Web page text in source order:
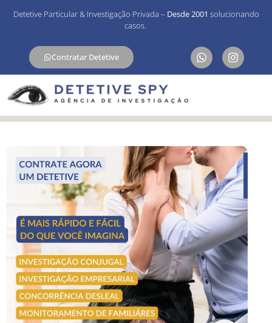
Detetive Particular & Investigação Privada – Desde 2001 solucionando
casos.
Contratar Detetive